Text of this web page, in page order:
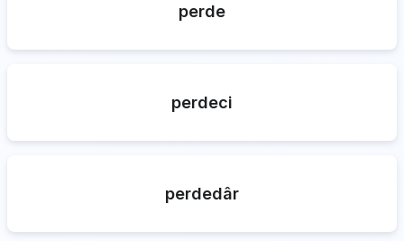
perde
perdeci
perdedâr